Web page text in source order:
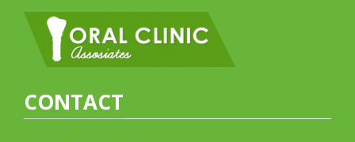
CONTACT